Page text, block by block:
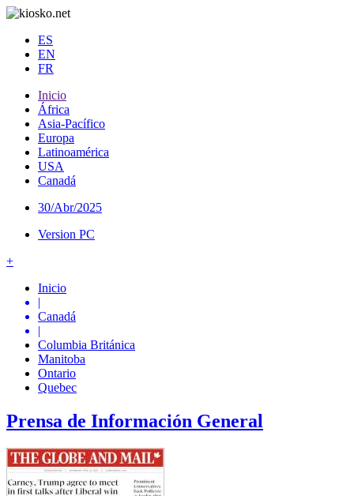
ES
EN
FR
Inicio
África
Asia-Pacífico
Europa
Latinoamérica
USA
Canadá
30/Abr/2025
Version PC
+
Inicio
|
Canadá
|
Columbia Británica
Manitoba
Ontario
Quebec
Prensa de Información General